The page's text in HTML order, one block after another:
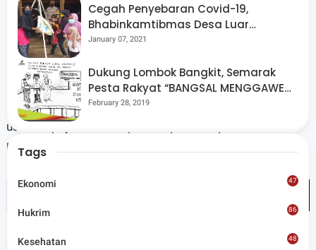
Melalui forum tersebut, peserta didorong untuk lebih
aktif mendaftarkan hasil inovasinya agar memiliki
perlindungan hukum sekaligus peluang pengembangan
usaha. Upaya ini diharapkan dapat memperkuat
kontribusi riset terhadap pertumbuhan ekonomi daerah.
Cegah Penyebaran Covid-19,
Bhabinkamtibmas Desa Luar
Pantau Kegiatan Posyandu
January 07, 2021
Dukung Lombok Bangkit, Semarak
Pesta Rakyat “BANGSAL MENGGAWE”
Kembali Digelar Para Seniman Di
February 28, 2019
Tags
Ekonomi 47
Hukrim 86
Kesehatan 48